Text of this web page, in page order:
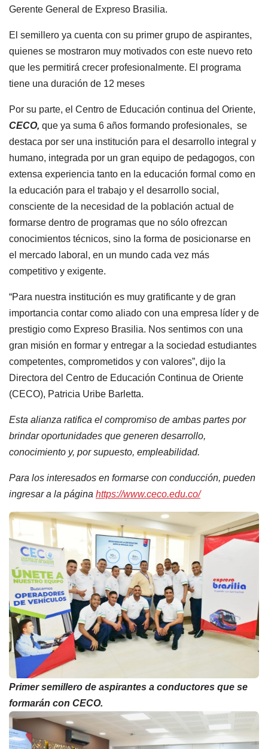
Gerente General de Expreso Brasilia.
El semillero ya cuenta con su primer grupo de aspirantes,
quienes se mostraron muy motivados con este nuevo reto
que les permitirá crecer profesionalmente. El programa
tiene una duración de 12 meses
Por su parte, el Centro de Educación continua del Oriente,
CECO, que ya suma 6 años formando profesionales, se
destaca por ser una institución para el desarrollo integral y
humano, integrada por un gran equipo de pedagogos, con
extensa experiencia tanto en la educación formal como en
la educación para el trabajo y el desarrollo social,
consciente de la necesidad de la población actual de
formarse dentro de programas que no sólo ofrezcan
conocimientos técnicos, sino la forma de posicionarse en
el mercado laboral, en un mundo cada vez más
competitivo y exigente.
“Para nuestra institución es muy gratificante y de gran
importancia contar como aliado con una empresa líder y de
prestigio como Expreso Brasilia. Nos sentimos con una
gran misión en formar y entregar a la sociedad estudiantes
competentes, comprometidos y con valores”, dijo la
Directora del Centro de Educación Continua de Oriente
(CECO), Patricia Uribe Barletta.
Esta alianza ratifica el compromiso de ambas partes por
brindar oportunidades que generen desarrollo,
conocimiento y, por supuesto, empleabilidad.
Para los interesados en formarse con conducción, pueden
ingresar a la página https://www.ceco.edu.co/
Primer semillero de aspirantes a conductores que se
formarán con CECO.